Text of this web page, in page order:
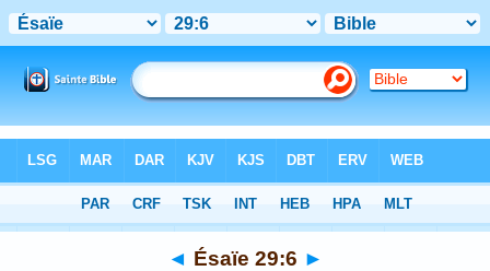
Chapitre 29> Verset 6
◄ Ésaïe 29:6 ►